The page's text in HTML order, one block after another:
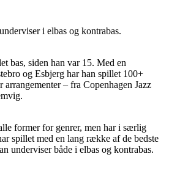
i elbas og kontrabas.
bas, siden han var 15. Med en
og Esbjerg har han spillet 100+
– fra Copenhagen Jazz
former for genrer, men har i særlig
spillet med en lang række af de bedste
underviser både i elbas og kontrabas.